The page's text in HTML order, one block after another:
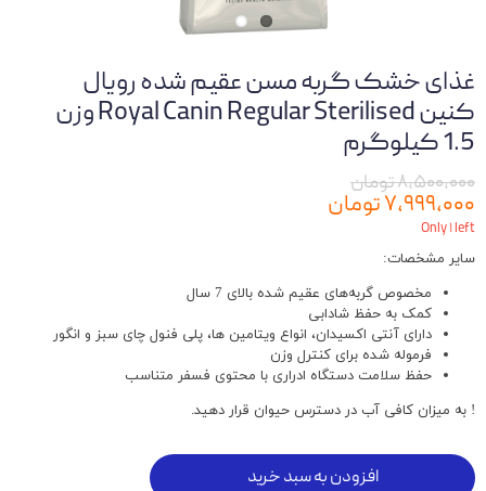
غذای خشک گربه مسن عقیم شده رویال
کنین Royal Canin Regular Sterilised وزن
1.5 کیلوگرم
۸,۵۰۰,۰۰۰ تومان
۷,۹۹۹,۰۰۰ تومان
Only ۱ left
سایر مشخصات:
مخصوص گربه‌های عقیم شده بالای 7 سال
کمک به حفظ شادابی
دارای آنتی اکسیدان، انواع ویتامین ها، پلی فنول چای سبز و انگور
فرموله شده برای کنترل وزن
حفظ سلامت دستگاه ادراری با محتوی فسفر متناسب
! به میزان کافی آب در دسترس حیوان قرار دهید.
افزودن به سبد خرید